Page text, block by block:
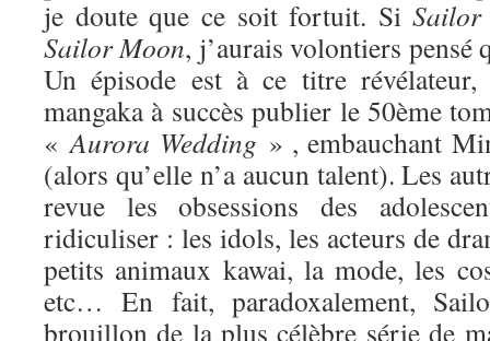
je doute que ce soit fortuit. Si
Sailor Moon, j’aurais volontiers pensé
Un épisode est à ce titre
mangaka à succès publier le 50ème
«Aurora Wedding » , embauchant
(alors qu’elle n’a aucun talent). Les
revue les obsessions des
ridiculiser : les idols, les acteurs de
petits animaux kawai, la mode, les
etc… En fait, paradoxalement,
brouillon de la plus célèbre série de